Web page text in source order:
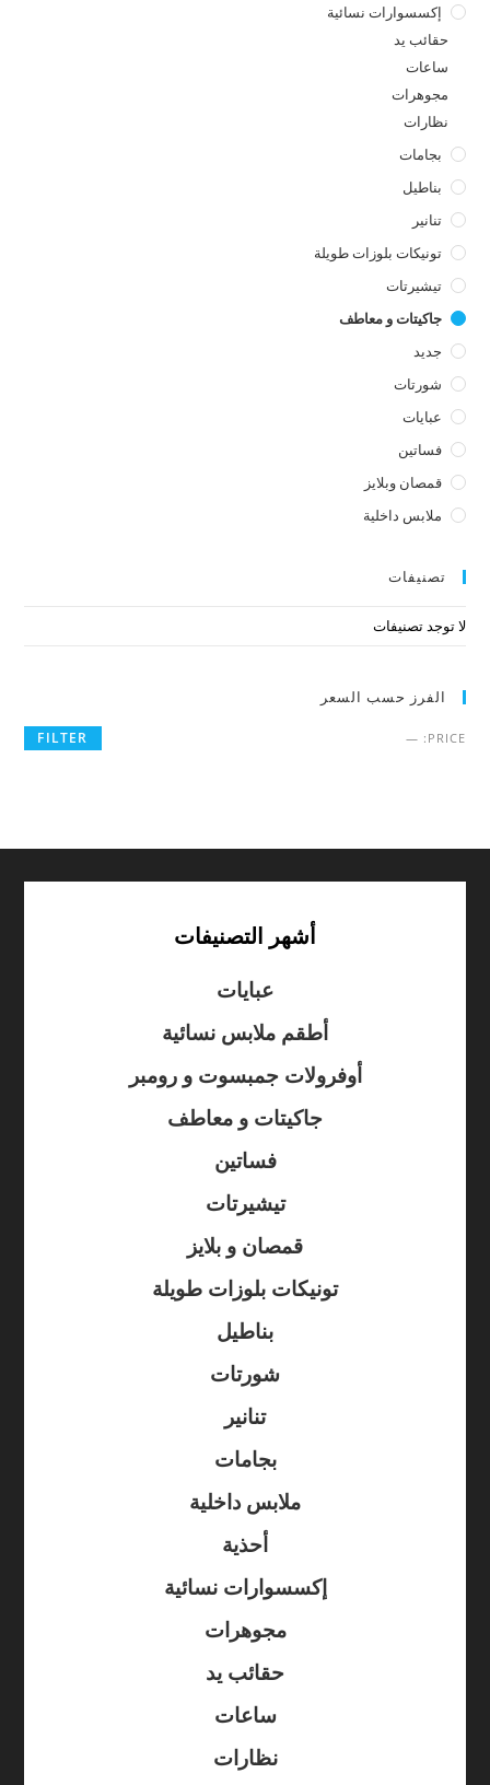
إكسسوارات نسائية
حقائب يد
ساعات
مجوهرات
نظارات
بجامات
بناطيل
تنانير
تونيكات بلوزات طويلة
تيشيرتات
جاكيتات و معاطف
جديد
شورتات
عبايات
فساتين
قمصان وبلايز
ملابس داخلية
تصنيفات
لا توجد تصنيفات
الفرز حسب السعر
FILTER PRICE:
—
أشهر التصنيفات
عبايات
أطقم ملابس نسائية
أوفرولات جمبسوت و رومبر
جاكيتات و معاطف
فساتين
تيشيرتات
قمصان و بلايز
تونيكات بلوزات طويلة
بناطيل
شورتات
تنانير
بجامات
ملابس داخلية
أحذية
إكسسوارات نسائية
مجوهرات
حقائب يد
ساعات
نظارات